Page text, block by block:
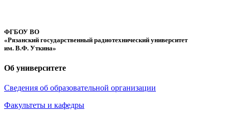
ФГБОУ ВО
«Рязанский государственный радиотехнический университет
им. В.Ф. Уткина»
Об университете
Сведения об образовательной организации
Факультеты и кафедры